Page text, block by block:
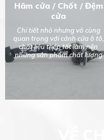
Hãm cửa / Chốt / Đệm
cửa
Chi tiết nhỏ nhưng vô cùng
quan trọng với cánh cửa ô tô,
chất liệu thép tốt làm nên
những sản phẩm chất lượng